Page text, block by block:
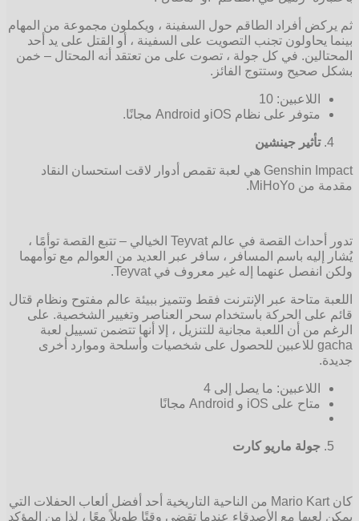
ثم يركض أفراد الطاقم حول السفينة ، ويكملون مجموعة من المهام
بينما يحاولون تجنب التصويت على السفينة ، أو القتل على يد أحد
المحتالين. في كل جولة ، تصوت على من تعتقد أنه المحتال – خمن
بشكل صحيح وستتوج الفائز.
اللاعبين: 10
متوفر على نظام iOSو Android مجانًا.
تأثير جينشين
Genshin Impact هي لعبة تقمص أدوار لاقت استحسان النقاد
مقدمة من MiHoYo.
تدور أحداث القصة في عالم Teyvat الخيالي – تتبع القصة توأمًا ،
يُشار إليه باسم المسافر ، سافر عبر العديد من العوالم مع توأمهما
ولكن انفصل عنهما إله غير معروف في Teyvat.
اللعبة متاحة عبر الإنترنت فقط وتتميز ببيئة عالم مفتوح ونظام قتال
قائم على الحركة باستخدام سحر العناصر وتغيير الشخصية. على
الرغم من أن اللعبة مجانية للتنزيل ، إلا أنها تتضمن تسييل لعبة
gacha للاعبين للحصول على شخصيات وأسلحة وموارد أخرى
جديدة.
اللاعبين: ما يصل إلى 4
متاح على iOS و Android مجانًا
جولة ماريو كارت
كان Mario Kart من الناحية التاريخية أحد أفضل ألعاب الحفلات التي
يمكن لعبها مع الأصدقاء عندما تقضي وقتًا طويلاً معًا ، لذا من المؤكد